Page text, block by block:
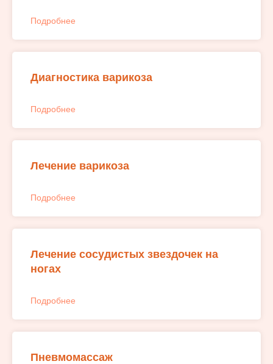
Подробнее
Диагностика варикоза
Подробнее
Лечение варикоза
Подробнее
Лечение сосудистых звездочек на
ногах
Подробнее
Пневмомассаж